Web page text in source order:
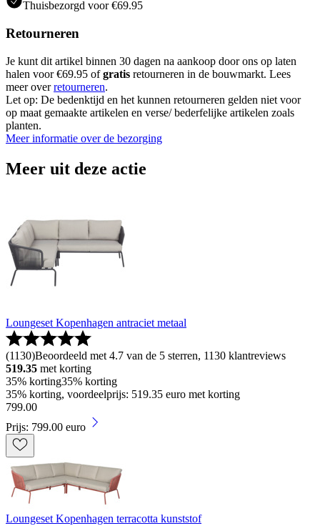
Thuisbezorgd voor €69.95
Retourneren
Je kunt dit artikel binnen 30 dagen na aankoop door ons op laten
halen voor €69.95 ofgratis retourneren in de bouwmarkt. Lees
meer overretourneren.
Let op: De bedenktijd en het kunnen retourneren gelden niet voor
op maat gemaakte artikelen en verse/ bederfelijke artikelen zoals
planten.
Meer informatie over de bezorging
Meer uit deze actie
Loungeset Kopenhagen antraciet metaal
(1130)Beoordeeld met 4.7 van de 5 sterren, 1130 klantreviews
519.35 met korting
35% korting35% korting
35% korting, voordeelprijs: 519.35 euro met korting
799.00
Prijs: 799.00 euro
Loungeset Kopenhagen terracotta kunststof